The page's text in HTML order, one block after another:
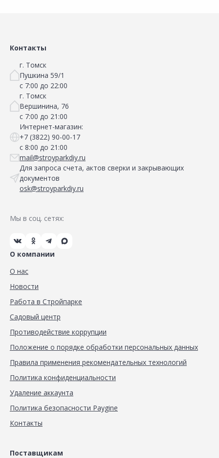
Контакты
г. Томск
Пушкина 59/1
с 7:00 до 22:00
г. Томск
Вершинина, 76
с 7:00 до 21:00
Интернет-магазин:
+7 (3822) 90-00-17
с 8:00 до 21:00
mail@stroyparkdiy.ru
Для запроса счета, актов сверки и закрывающих
документов
osk@stroyparkdiy.ru
Мы в соц. сетях:
О компании
О нас
Новости
Работа в Стройпарке
Садовый центр
Противодействие коррупции
Положение о порядке обработки персональных данных
Правила применения рекомендательных технологий
Политика конфиденциальности
Удаление аккаунта
Политика безопасности Paygine
Контакты
Поставщикам